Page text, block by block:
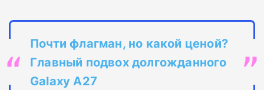
Почти флагман, но какой ценой?
Главный подвох долгожданного
Galaxy A27